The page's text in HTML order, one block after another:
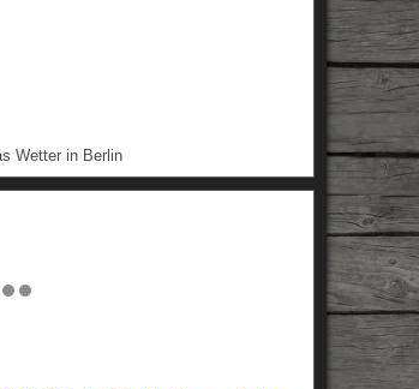
Wetter in Berlin